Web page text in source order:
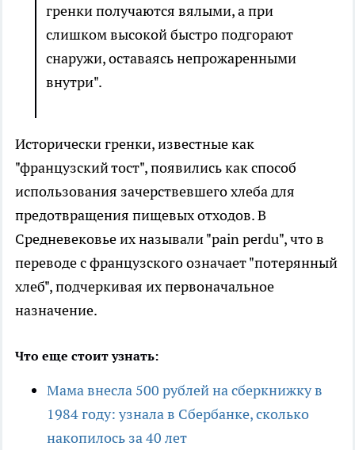
гренки получаются вялыми, а при
слишком высокой быстро подгорают
снаружи, оставаясь непрожаренными
внутри".
Исторически гренки, известные как
"французский тост", появились как способ
использования зачерствевшего хлеба для
предотвращения пищевых отходов. В
Средневековье их называли "pain perdu", что в
переводе с французского означает "потерянный
хлеб", подчеркивая их первоначальное
назначение.
Что еще стоит узнать:
Мама внесла 500 рублей на сберкнижку в
1984 году: узнала в Сбербанке, сколько
накопилось за 40 лет